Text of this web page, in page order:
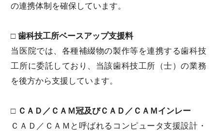
の連携体制を確保しています。
□ 歯科技工所ベースアップ支援料
当医院では、各種補綴物の製作等を連携する歯科技
工所に委託しており、当該歯科技工所（士）の業務
を後方から支援しています。
□ ＣＡＤ／ＣＡＭ冠及びＣＡＤ／ＣＡＭインレー
ＣＡＤ／ＣＡＭと呼ばれるコンピュータ支援設計・